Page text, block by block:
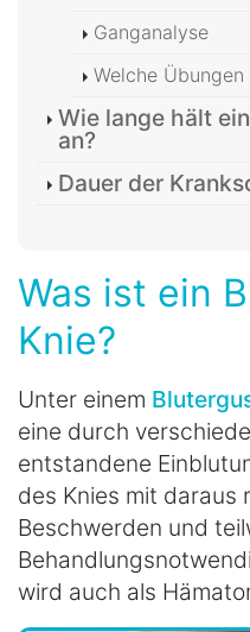
Ganganalyse
Welche Übungen
Wie lange hält
an?
Dauer der
Was ist ein
Knie?
Unter einem
eine durch
entstandene
des Knies mit daraus
Beschwerden und
wird auch als